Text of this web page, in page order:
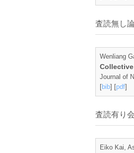
査読無し
Wenliang
Journal of
[bib] [pdf]
査読有り
Eiko Kai,